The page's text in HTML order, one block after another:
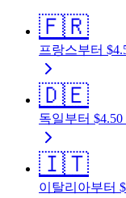
🇫🇷
프랑스부터 $
🇩🇪
독일부터 $4.50
🇮🇹
이탈리아부터 $